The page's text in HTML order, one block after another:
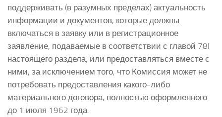
поддерживать (в разумных пределах) актуальность
информации и документов, которые должны
включаться в заявку или в регистрационное
заявление, подаваемые в соответствии с главой 78l
настоящего раздела, или предоставляться вместе с
ними, за исключением того, что Комиссия может не
потребовать предоставления какого-либо
материального договора, полностью оформленного
до 1 июля 1962 года.